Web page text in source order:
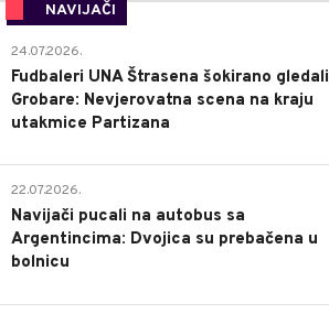
NAVIJAČI
24.07.2026.
Fudbaleri UNA Štrasena šokirano gledali
Grobare: Nevjerovatna scena na kraju
utakmice Partizana
22.07.2026.
Navijači pucali na autobus sa
Argentincima: Dvojica su prebačena u
bolnicu